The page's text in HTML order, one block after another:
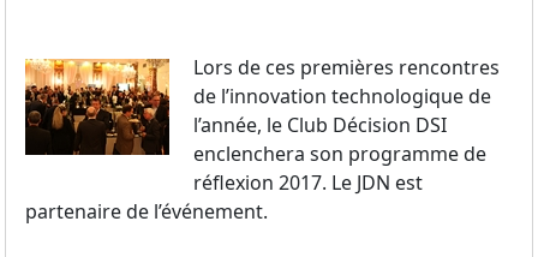
Lors de ces premières rencontres
de l’innovation technologique de
l’année, le Club Décision DSI
enclenchera son programme de
réflexion 2017. Le JDN est
partenaire de l’événement.